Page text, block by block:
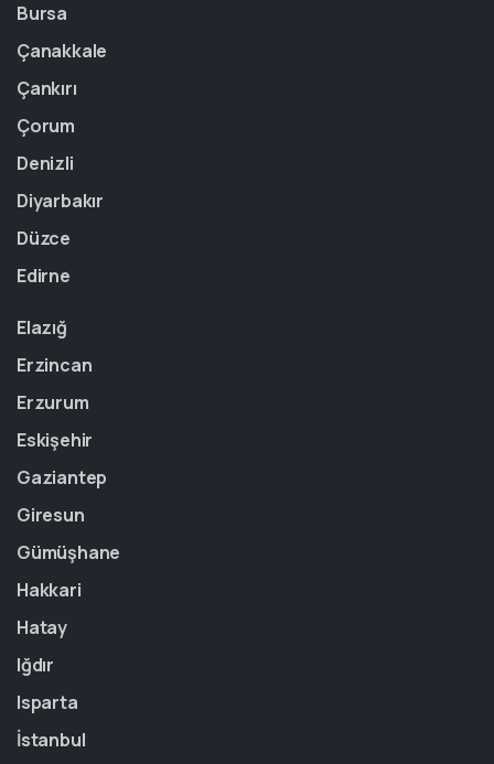
Bursa
Çanakkale
Çankırı
Çorum
Denizli
Diyarbakır
Düzce
Edirne
Elazığ
Erzincan
Erzurum
Eskişehir
Gaziantep
Giresun
Gümüşhane
Hakkari
Hatay
Iğdır
Isparta
İstanbul